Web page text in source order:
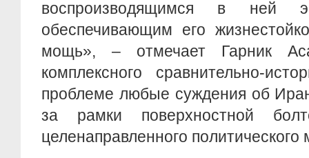
воспроизводящимся в ней
обеспечивающим его
мощь», – отмечает Гарник
комплексного сравнительно-
проблеме любые суждения об
за рамки поверхностной
целенаправленного